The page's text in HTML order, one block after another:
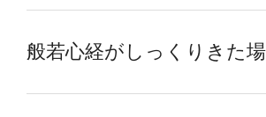
般若心経がしっくりきた